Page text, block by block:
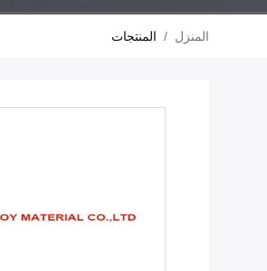
المنزل / المنتجات